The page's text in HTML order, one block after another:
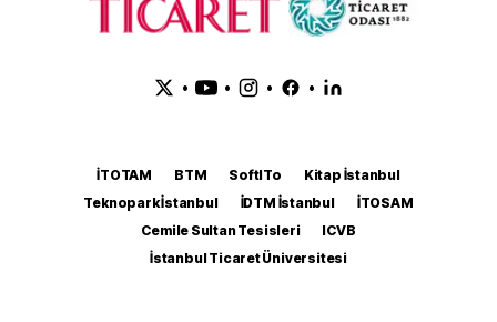
• • • •
İTOTAM BTM SoftITo
Kitap İstanbul
Teknopark İstanbul
İDTM İstanbul
İTOSAM
Cemile Sultan Tesisleri
ICVB
İstanbul Ticaret Üniversitesi